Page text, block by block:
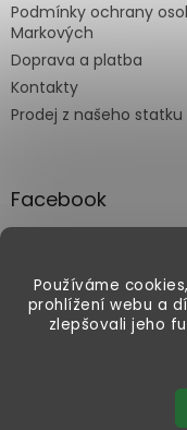
Používáme
prohlížení webu a
zlepšovali jeho
Letošní čočka
začneme od
vědět, až
Podmínky ochrany
Markových
Doprava a platba
Kontakty
Prodej z našeho
Facebook